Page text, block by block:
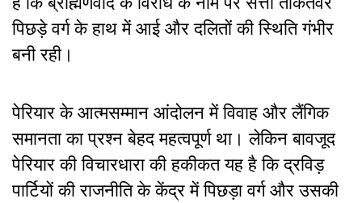
पिछड़े वर्ग के हाथ में आई और दलितों की स्थिति गंभीर
बनी रही।
पेरियार के आत्मसम्मान आंदोलन में विवाह और लैंगिक
समानता का प्रश्न बेहद महत्वपूर्ण था। लेकिन बावजूद
पेरियार की विचारधारा की हकीकत यह है कि द्रविड़
पार्टियों की राजनीति के केंद्र में पिछड़ा वर्ग और उसकी